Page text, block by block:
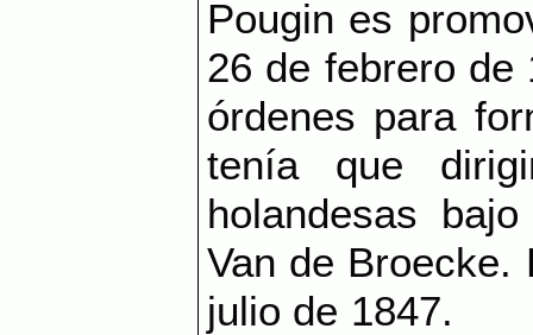
Pougin es
26 de febrero de
órdenes para
tenía que
holandesas
Van de Broecke.
julio de 1847.